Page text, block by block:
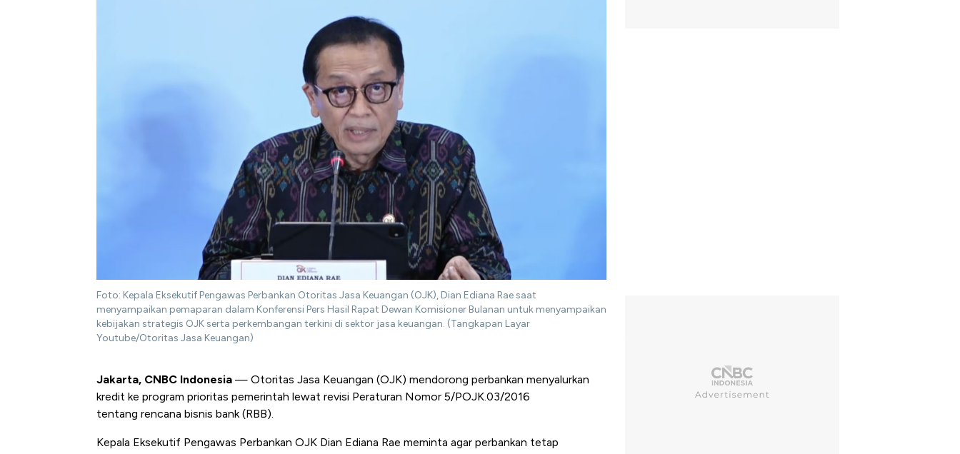
Foto: Kepala Eksekutif Pengawas Perbankan Otoritas Jasa Keuangan (OJK), Dian Ediana Rae saat
menyampaikan pemaparan dalam Konferensi Pers Hasil Rapat Dewan Komisioner Bulanan untuk menyampaikan
kebijakan strategis OJK serta perkembangan terkini di sektor jasa keuangan. (Tangkapan Layar
Youtube/Otoritas Jasa Keuangan)
Jakarta, CNBC Indonesia — Otoritas Jasa Keuangan (OJK) mendorong perbankan menyalurkan
kredit ke program prioritas pemerintah lewat revisi Peraturan Nomor 5/POJK.03/2016
tentang rencana bisnis bank (RBB).
Kepala Eksekutif Pengawas Perbankan OJK Dian Ediana Rae meminta agar perbankan tetap